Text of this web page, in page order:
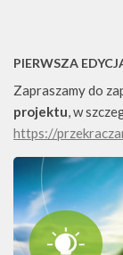
PIERWSZA
Zapraszamy do
projektu, w
https://